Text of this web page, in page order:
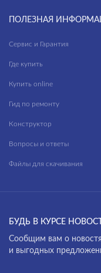
ПОЛЕЗНАЯ
Сервис и Гарантия
Где купить
Купить online
Гид по ремонту
Конструктор
Вопросы и ответы
Файлы для скачивания
БУДЬ В КУРСЕ
Cообщим вам о
и выгодных